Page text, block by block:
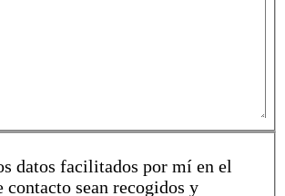
datos facilitados por mí en el
sean recogidos y